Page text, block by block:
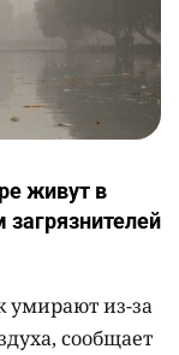
живут в
умирают из-за
сообщает